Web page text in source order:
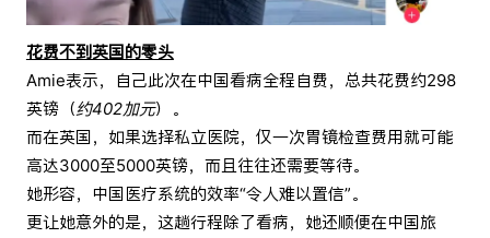
花费不到英国的零头
Amie表示，自己此次在中国看病全程自费，总共花费约298
英镑（约402加元）。
而在英国，如果选择私立医院，仅一次胃镜检查费用就可能
高达3000至5000英镑，而且往往还需要等待。
她形容，中国医疗系统的效率“令人难以置信”。
更让她意外的是，这趟行程除了看病，她还顺便在中国旅